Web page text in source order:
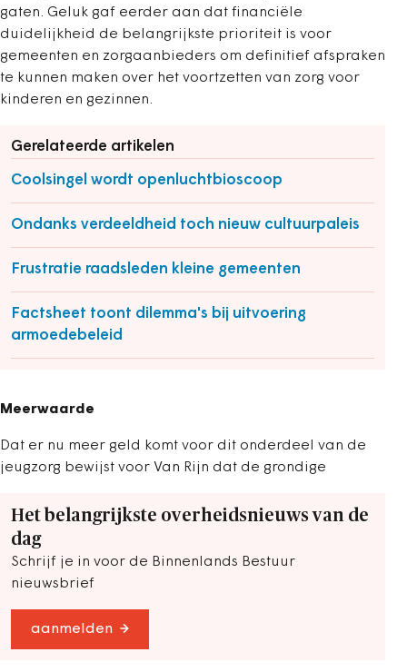
gaten. Geluk gaf eerder aan dat financiële
duidelijkheid de belangrijkste prioriteit is voor
gemeenten en zorgaanbieders om definitief afspraken
te kunnen maken over het voortzetten van zorg voor
kinderen en gezinnen.
Gerelateerde artikelen
Coolsingel wordt openluchtbioscoop
Ondanks verdeeldheid toch nieuw cultuurpaleis
Frustratie raadsleden kleine gemeenten
Factsheet toont dilemma's bij uitvoering
armoedebeleid
Meerwaarde
Dat er nu meer geld komt voor dit onderdeel van de
jeugzorg bewijst voor Van Rijn dat de grondige
Het belangrijkste overheidsnieuws van de
dag
Schrijf je in voor de Binnenlands Bestuur
nieuwsbrief
aanmelden